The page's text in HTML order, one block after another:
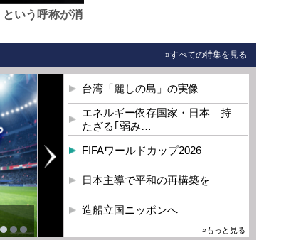
という呼称が消
»すべての特集を見る
台湾「麗しの島」の実像
エネルギー依存国家・日本 持
たざる｢弱み…
FIFAワールドカップ2026
日本主導で平和の再構築を
造船立国ニッポンへ
»もっと見る